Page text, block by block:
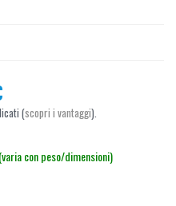
(scopri i vantaggi).
con peso/dimensioni)